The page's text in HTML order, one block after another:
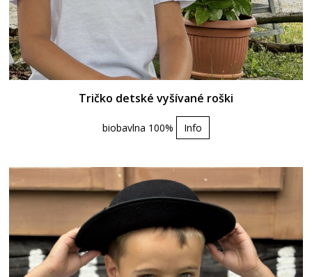
Tričko detské vyšívané roški
biobavlna 100% Info